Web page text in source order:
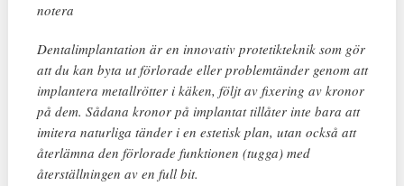
notera
Dentalimplantation är en innovativ protetikteknik som gör
att du kan byta ut förlorade eller problemtänder genom att
implantera metallrötter i käken, följt av fixering av kronor
på dem. Sådana kronor på implantat tillåter inte bara att
imitera naturliga tänder i en estetisk plan, utan också att
återlämna den förlorade funktionen (tugga) med
återställningen av en full bit.